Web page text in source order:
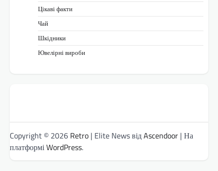
Цікаві факти
Чай
Шкідники
Ювелірні вироби
Copyright © 2026 Retro | Elite News відAscendoor | На
платформіWordPress.